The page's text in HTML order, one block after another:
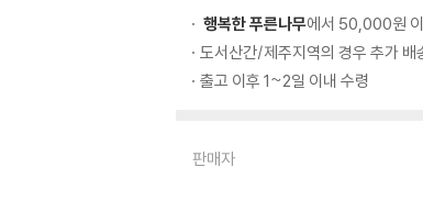
행복한 푸른나무에서 50,000원
도서산간/제주지역의 경우 추가 배
출고 이후 1~2일 이내 수령
판매자